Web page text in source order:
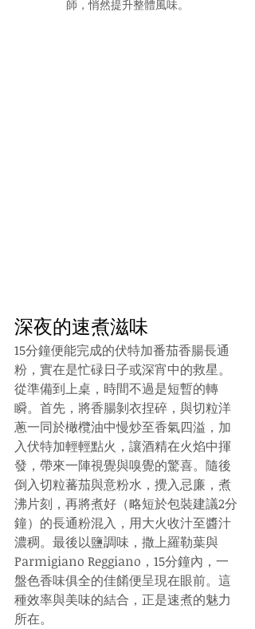
師，悄然提升整體風味。
深夜的速煮滋味
15分鐘便能完成的伏特加番茄香腸長通
粉，實在是忙碌日子或深宵中的救星。
從準備到上桌，時間不過是短暫的轉
瞬。首先，將香腸剝衣捏碎，與切粒洋
蔥一同於橄欖油中慢炒至香氣四溢，加
入伏特加輕輕點火，讓酒精在火焰中揮
發，帶來一陣視覺與嗅覺的驚喜。隨後
倒入切粒蕃茄與意粉水，攪入忌廉，煮
沸片刻，再將煮好（略短於包裝建議2分
鐘）的長通粉混入，用大火收汁至醬汁
濃稠。最後以鹽調味，撒上羅勒葉與
Parmigiano Reggiano，15分鐘內，一
盤色香味俱全的佳餚便呈現在眼前。這
種效率與美味的結合，正是速煮的魅力
所在。